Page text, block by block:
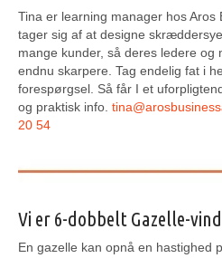
Tina er learning manager hos Aros
tager sig af at designe
mange kunder, så deres ledere og
endnu skarpere. Tag endelig fat i
forespørgsel. Så får I et
og praktisk info.
20 54
Vi er 6-dobbelt Gazelle-
En gazelle kan opnå en hastighed